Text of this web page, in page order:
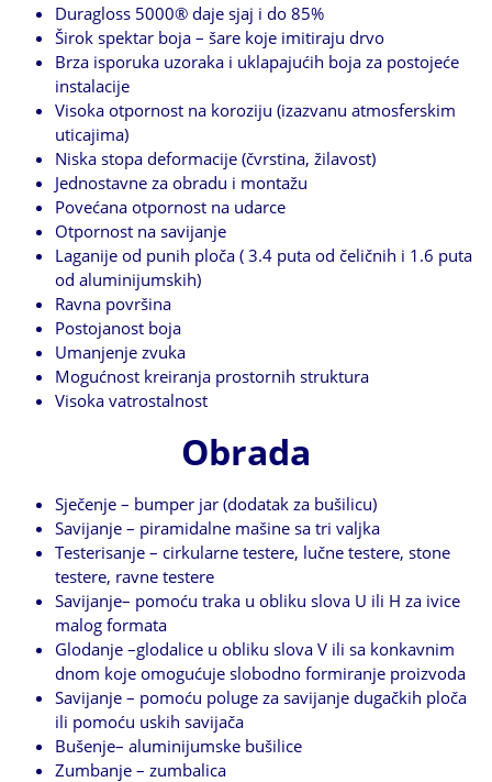
Duragloss 5000® daje sjaj i do 85%
Širok spektar boja – šare koje imitiraju drvo
Brza isporuka uzoraka i uklapajućih boja za postojeće
instalacije
Visoka otpornost na koroziju (izazvanu atmosferskim
uticajima)
Niska stopa deformacije (čvrstina, žilavost)
Jednostavne za obradu i montažu
Povećana otpornost na udarce
Otpornost na savijanje
Laganije od punih ploča ( 3.4 puta od čeličnih i 1.6 puta
od aluminijumskih)
Ravna površina
Postojanost boja
Umanjenje zvuka
Mogućnost kreiranja prostornih struktura
Visoka vatrostalnost
Obrada
Sječenje – bumper jar (dodatak za bušilicu)
Savijanje – piramidalne mašine sa tri valjka
Testerisanje – cirkularne testere, lučne testere, stone
testere, ravne testere
Savijanje– pomoću traka u obliku slova U ili H za ivice
malog formata
Glodanje –glodalice u obliku slova V ili sa konkavnim
dnom koje omogućuje slobodno formiranje proizvoda
Savijanje – pomoću poluge za savijanje dugačkih ploča
ili pomoću uskih savijača
Bušenje– aluminijumske bušilice
Zumbanje – zumbalica